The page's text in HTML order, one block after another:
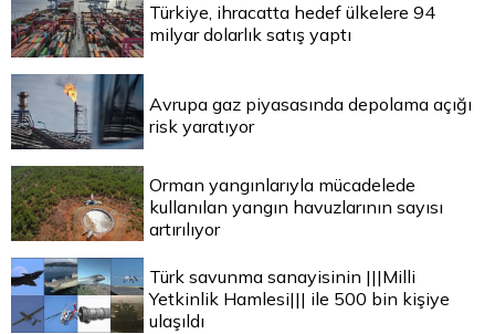
Türkiye, ihracatta hedef ülkelere 94
milyar dolarlık satış yaptı
Avrupa gaz piyasasında depolama açığı
risk yaratıyor
Orman yangınlarıyla mücadelede
kullanılan yangın havuzlarının sayısı
artırılıyor
Türk savunma sanayisinin |||Milli
Yetkinlik Hamlesi||| ile 500 bin kişiye
ulaşıldı